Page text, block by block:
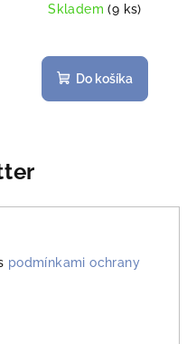
Skladem(9 ks)
Do košíka
podmínkami ochrany